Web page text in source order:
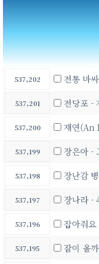
537,202 전통 마
537,201 전당포 -
537,200 재연(An
537,199 장은아 -
537,198 장난감
537,197 장나라 -
537,196 잡아줘요
537,195 잠이 올